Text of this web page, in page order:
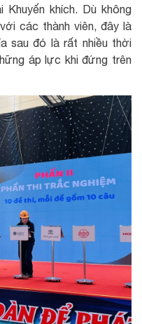
khích. Dù không
các thành viên, đây là
sau đó là rất nhiều thời
áp lực khi đứng trên